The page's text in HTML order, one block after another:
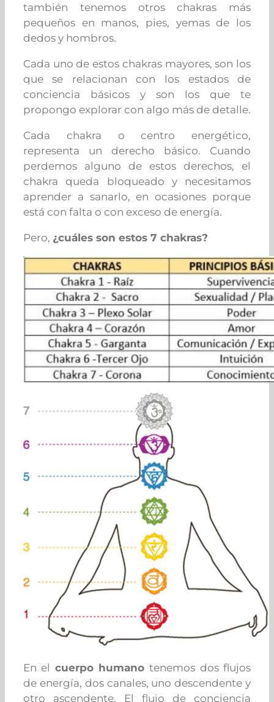
también tenemos otros chakras más
pequeños en manos, pies, yemas de los
dedos y hombros.
Cada uno de estos chakras mayores, son los
que se relacionan con los estados de
conciencia básicos y son los que te
propongo explorar con algo más de detalle.
Cada chakra o centro energético,
representa un derecho básico. Cuando
perdemos alguno de estos derechos, el
chakra queda bloqueado y necesitamos
aprender a sanarlo, en ocasiones porque
está con falta o con exceso de energía.
Pero, ¿cuáles son estos 7 chakras?
En el cuerpo humanotenemos dos flujos
de energía, dos canales, uno descendente y
otro ascendente. El flujo de conciencia